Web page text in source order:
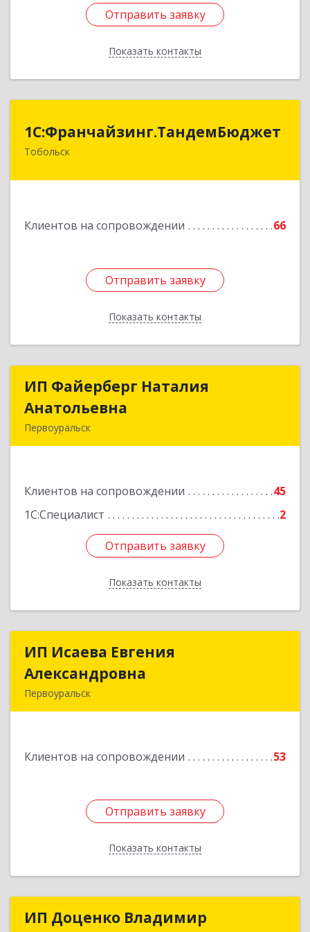
Отправить заявку
Показать контакты
Отправить заявку
Назад
1С:Франчайзинг.ТандемБюджет
Тобольск
Клиентов на сопровождении 66
Отправить заявку
Показать контакты
1С:Франчайзинг.ТандемБюджет
Отправить заявку
Назад
ИП Файерберг Наталия
Анатольевна
Первоуральск
Клиентов на сопровождении
45
1С:Специалист
2
Отправить заявку
Показать контакты
ИП Файерберг Наталия
Подробнее
Отправить заявку
Назад
ИП Исаева Евгения
Александровна
Первоуральск
Клиентов на сопровождении 53
Отправить заявку
Показать контакты
ИП Исаева Евгения
Отправить заявку
Назад
ИП Доценко Владимир
ИП Доценко Владимир